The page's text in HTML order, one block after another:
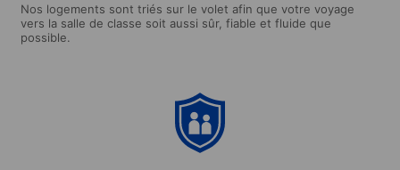
Nos logements sont triés sur le volet afin que votre voyage
vers la salle de classe soit aussi sûr, fiable et fluide que
possible.